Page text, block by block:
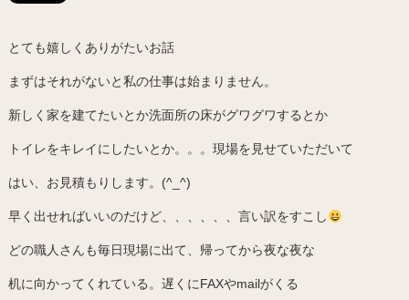
とても嬉しくありがたいお話
まずはそれがないと私の仕事は始まりません。
新しく家を建てたいとか洗面所の床がグワグワするとか
トイレをキレイにしたいとか。。。現場を見せていただいて
はい、お見積もりします。(^_^)
早く出せればいいのだけど、、、、、、言い訳をすこし
どの職人さんも毎日現場に出て、帰ってから夜な夜な
机に向かってくれている。遅くにFAXやmailがくる